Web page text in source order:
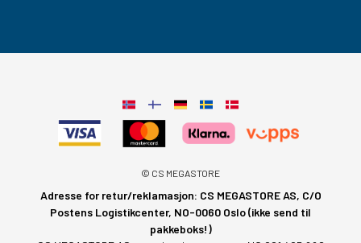
© CS MEGASTORE
Adresse for retur/reklamasjon: CS MEGASTORE AS, C/O
Postens Logistikcenter, NO-0060 Oslo (ikke send til
pakkeboks!)